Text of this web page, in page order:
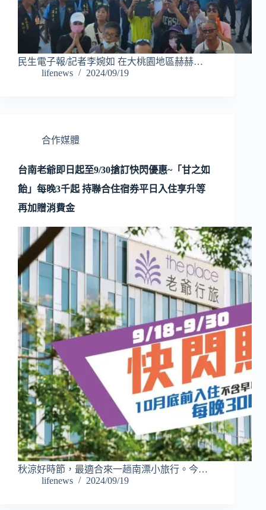
民生電子報/記者李婉如 在大桃園地區赫赫…
lifenews
2024/09/19
合作媒體
台南老爺即日起至9/30搶訂快閃優惠~「甘之如
飴」每晚3千起 持聯合住宿券平日入住享升等
再加贈消費金
秋涼好時節，最適合來一趟南漂小旅行。今…
lifenews
2024/09/19